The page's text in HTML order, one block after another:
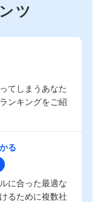
ツ
てしまうあなた
ンキングをご紹
る
に合った最適な
るために複数社